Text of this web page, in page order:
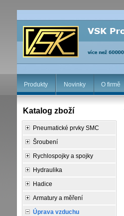
Produkty Novinky O firmě
Katalog zboží
Pneumatické prvky SMC
Šroubení
Rychlospojky a spojky
Hydraulika
Hadice
Armatury a měření
Úprava vzduchu